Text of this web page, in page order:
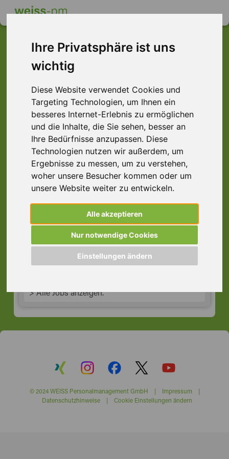
Ihre Privatsphäre ist uns
wichtig
Diese Website verwendet Cookies und
Targeting Technologien, um Ihnen ein
besseres Internet-Erlebnis zu ermöglichen
und die Inhalte, die Sie sehen, besser an
Ihre Bedürfnisse anzupassen. Diese
Technologien nutzen wir außerdem, um
Ergebnisse zu messen, um zu verstehen,
woher unsere Besucher kommen oder um
unsere Website weiter zu entwickeln.
Alle akzeptieren
Nur notwendige Cookies
Einstellungen ändern
Dieser Job ist leider
nicht mehr verfügbar ...
... aber vielleicht ist hier etwas dabei:
Elektrohelfer (m/w/d), Frankfurt am Main
60386 Frankfurt am Main
> Alle Jobs anzeigen.
© 2024 WEISS Personalmanagement GmbH | Impressum|
Datenschutzhinweise| Cookie Einstellungen ändern